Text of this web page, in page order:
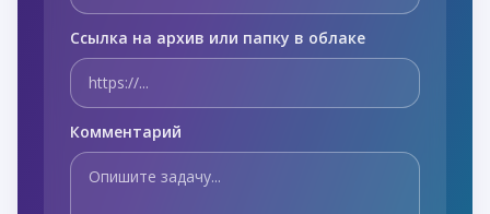
Ссылка на архив или папку в облаке
Комментарий